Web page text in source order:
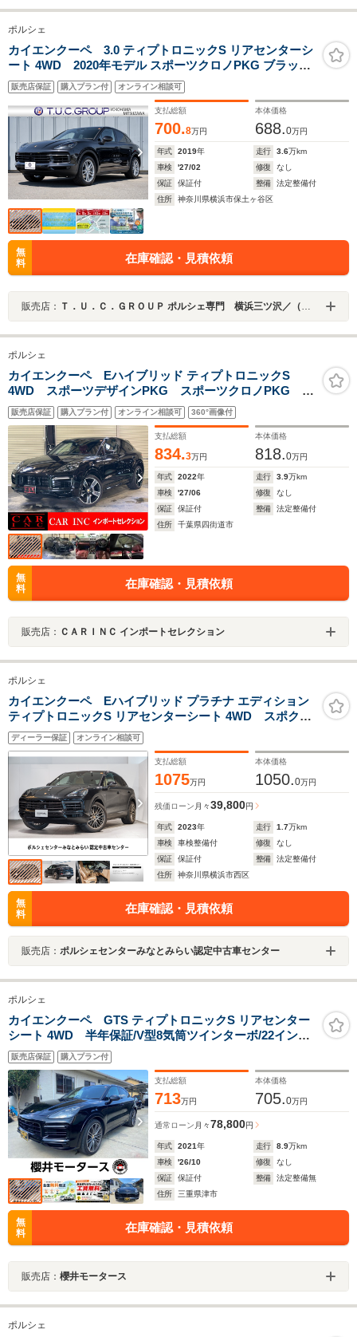
ポルシェ
カイエンクーペ 3.0 ティプトロニックS リアセンターシ
ート 4WD 2020年モデル スポーツクロノPKG ブラック
レザーシート ガラスルーフ PCM 地デジチューナー
AppleCarPlay アラウンドビュー PASM エントリードラ
イブ ACC レーンチェンジ TPM カイエンスポーツ20イン
チAW 2年保証
販売店保証 購入プラン付 オンライン相談可
支払総額
700.8万円
本体価格
688.0万円
年式 2019年 走行 3.6万km
車検
'27/02 修復
なし
保証
保証付 整備
法定整備付
住所
神奈川県横浜市保土ヶ谷区
無
料
在庫確認・見積依頼
販売店： Ｔ．Ｕ．Ｃ．ＧＲＯＵＰ ポルシェ専門 横浜三ツ沢／（株）リガル
ポルシェ
カイエンクーペ Eハイブリッド ティプトロニックS
4WD スポーツデザインPKG スポーツクロノPKG パ
ノラマルーフ ティンテッドLEDテールライト マトリ
クスLEDヘッドライト BOSE アンビエントライト ス
ポーツテールパイプ 22インチスポーツクラシックホイ
ール
販売店保証 購入プラン付 オンライン相談可 360°画像付
支払総額
834.3万円
本体価格
818.0万円
年式 2022年 走行 3.9万km
車検
'27/06 修復
なし
保証
保証付 整備
法定整備付
住所
千葉県四街道市
無
料
在庫確認・見積依頼
販売店： ＣＡＲＩＮＣ インポートセレクション
ポルシェ
カイエンクーペ Eハイブリッド プラチナ エディション
ティプトロニックS リアセンターシート 4WD スポク
ロ パノラマルーフ BOSE ティンテッドLEDヘッドラ
イト アクティブレーンキープ ACC 21インチ RS
Spyder Designホイール(サテンプラチナ塗装)
ディーラー保証 オンライン相談可
支払総額
1075万円
本体価格
1050.0万円
残価ローン 月々39,800円
年式 2023年 走行 1.7万km
車検
車検整備付 修復
なし
保証
保証付 整備
法定整備付
住所
神奈川県横浜市西区
無
料
在庫確認・見積依頼
販売店： ポルシェセンターみなとみらい認定中古車センター
ポルシェ
カイエンクーペ GTS ティプトロニックS リアセンター
シート 4WD 半年保証/V型8気筒ツインターボ/22インチ
RS Spyderデザインホイール/リアルーフスポイラー/パノ
ラマガラスルーフ/シートヒーター&クーラー/アラウンド
ビューモニター/パワーリアゲート/ETC/前後ドラレコ
販売店保証 購入プラン付
支払総額
713万円
本体価格
705.0万円
通常ローン 月々78,800円
年式 2021年 走行 8.9万km
車検
'26/10 修復
なし
保証
保証付 整備
法定整備無
住所
三重県津市
無
料
在庫確認・見積依頼
販売店： 櫻井モータース
ポルシェ